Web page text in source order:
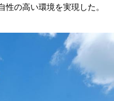
の高い環境を実現した。